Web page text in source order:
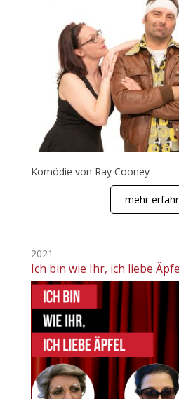
Komödie von Ray Cooney
mehr
2021
Ich bin wie Ihr, ich liebe